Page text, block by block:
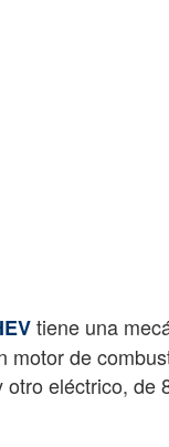
tiene una
motor de
otro eléctrico, de